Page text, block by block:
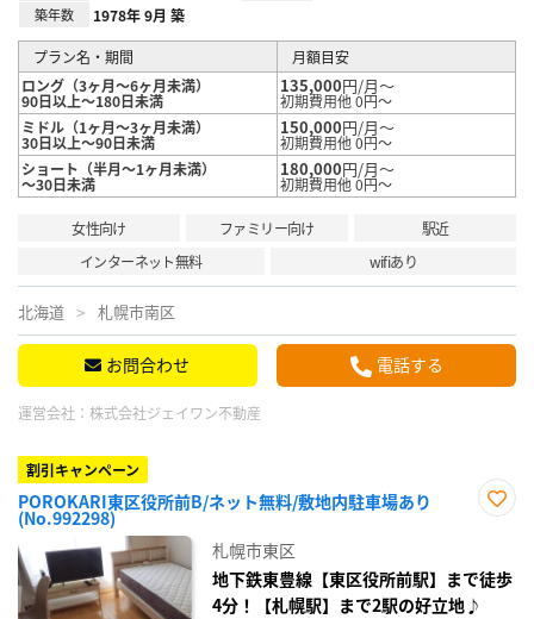
築年数 1978年 9月 築
プラン名・期間
月額目安
ロング（3ヶ月～6ヶ月未満）
90日以上～180日未満
135,000円/月～
初期費用他 0円～
ミドル（1ヶ月～3ヶ月未満）
30日以上～90日未満
150,000円/月～
初期費用他 0円～
ショート（半月～1ヶ月未満）
～30日未満
180,000円/月～
初期費用他 0円～
女性向け ファミリー向け
駅近
インターネット無料
wifiあり
北海道 札幌市南区
お問合わせ 電話する
運営会社： 株式会社ジェイワン不動産
割引キャンペーン
POROKARI東区役所前B/ネット無料/敷地内駐車場あり
(No.992298)
録
札幌市東区
地下鉄東豊線【東区役所前駅】まで徒歩
4分！【札幌駅】まで2駅の好立地♪